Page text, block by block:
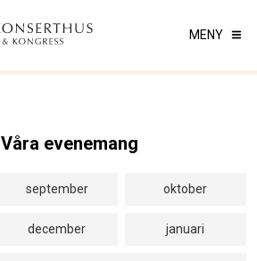
MENY
Våra evenemang
september oktober
december januari